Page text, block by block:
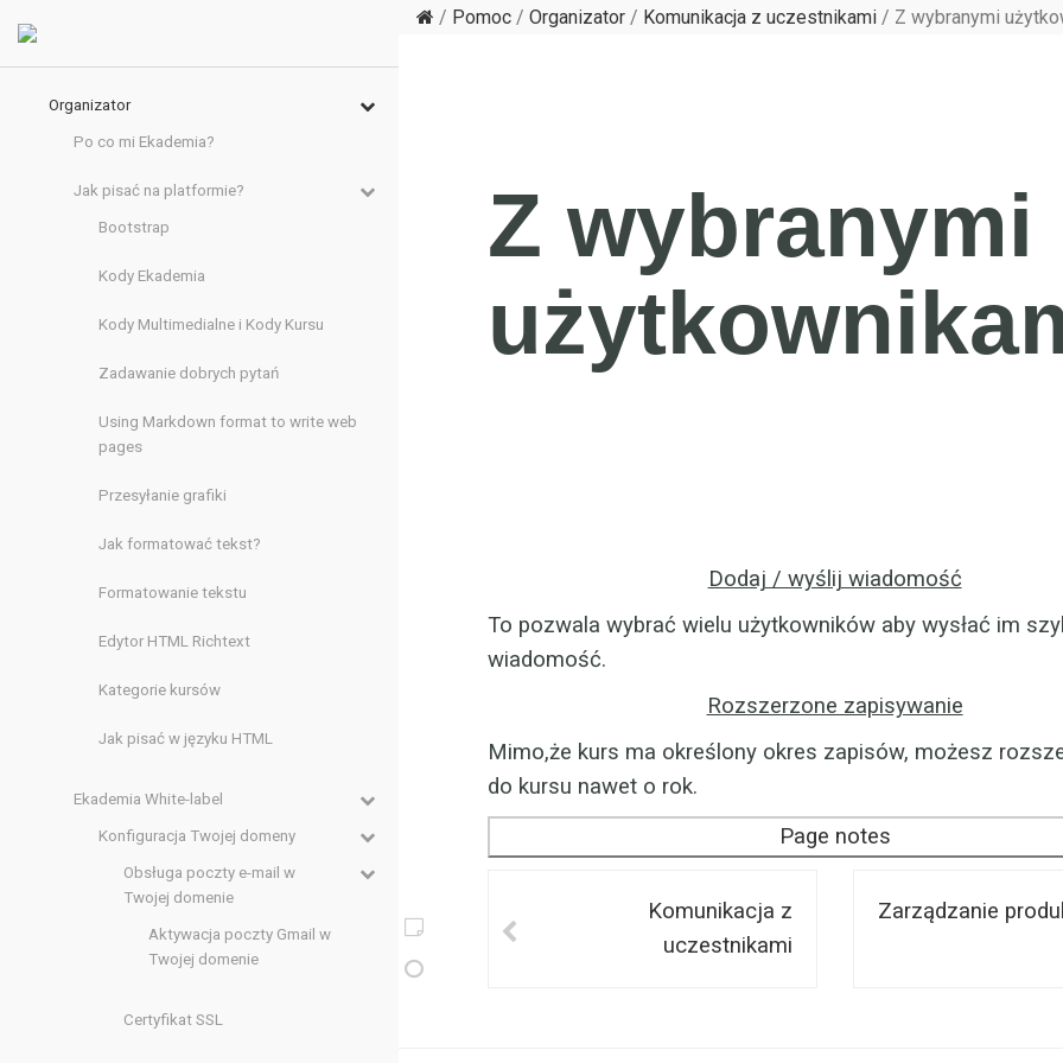
/ Pomoc / Organizator / Komunikacja z uczestnikami / Z wybranymi
Z wybranymi
Dodaj / wyślij wiadomość
To pozwala wybrać wielu użytkowników aby wysłać im
wiadomość.
Rozszerzone zapisywanie
Mimo,że kurs ma określony okres zapisów, możesz
do kursu nawet o rok.
Page notes
Komunikacja z
uczestnikami
Zarządzanie
Organizator
Po co mi Ekademia?
Jak pisać na platformie?
Bootstrap
Kody Ekademia
Kody Multimedialne i Kody Kursu
Zadawanie dobrych pytań
Using Markdown format to write web
pages
Przesyłanie grafiki
Jak formatować tekst?
Formatowanie tekstu
Edytor HTML Richtext
Kategorie kursów
Jak pisać w języku HTML
Ekademia White-label
Konfiguracja Twojej domeny
Obsługa poczty e-mail w
Twojej domenie
Aktywacja poczty Gmail w
Twojej domenie
Certyfikat SSL